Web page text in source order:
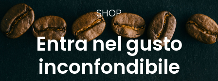
SHOP
Entra nel gusto
inconfondibile